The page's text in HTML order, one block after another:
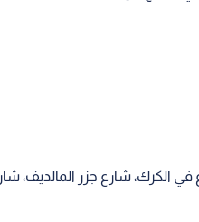
الكرك، شارع جزر المالديف،